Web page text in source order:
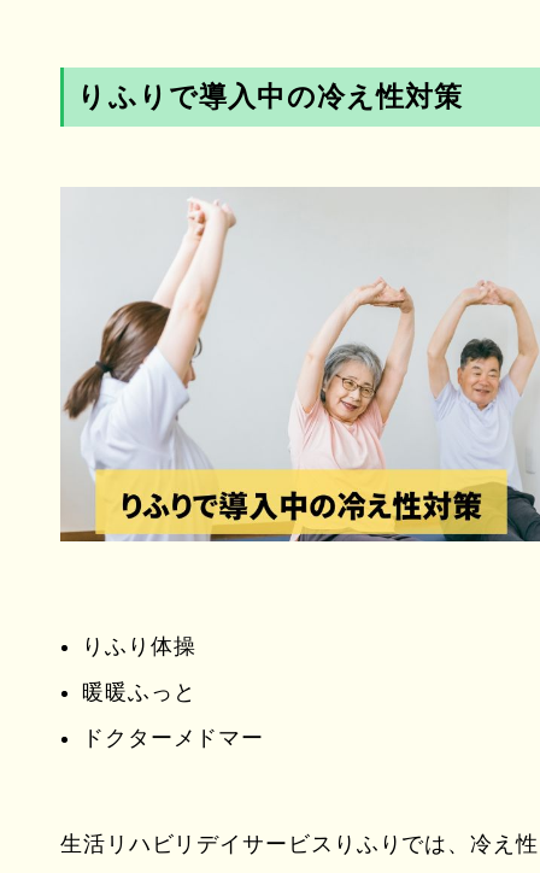
りふりで導入中の冷え性対策
りふり体操
暖暖ふっと
ドクターメドマー
生活リハビリデイサービスりふりでは、冷え性